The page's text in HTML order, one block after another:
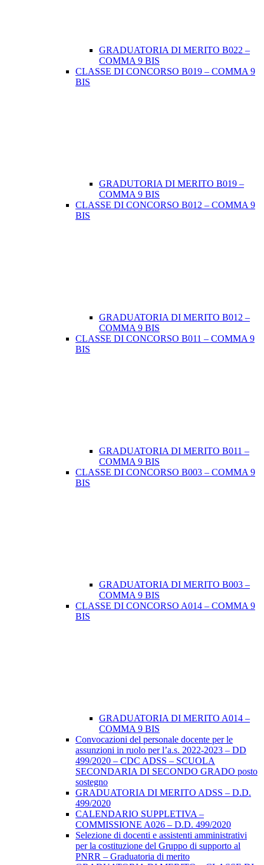
GRADUATORIA DI MERITO B022 –
COMMA 9 BIS
CLASSE DI CONCORSO B019 – COMMA 9
BIS
GRADUTORIA DI MERITO B019 –
COMMA 9 BIS
CLASSE DI CONCORSO B012 – COMMA 9
BIS
GRADUATORIA DI MERITO B012 –
COMMA 9 BIS
CLASSE DI CONCORSO B011 – COMMA 9
BIS
GRADUATORIA DI MERITO B011 –
COMMA 9 BIS
CLASSE DI CONCORSO B003 – COMMA 9
BIS
GRADUATORIA DI MERITO B003 –
COMMA 9 BIS
CLASSE DI CONCORSO A014 – COMMA 9
BIS
GRADUATORIA DI MERITO A014 –
COMMA 9 BIS
Convocazioni del personale docente per le
assunzioni in ruolo per l’a.s. 2022-2023 – DD
499/2020 – CDC ADSS – SCUOLA
SECONDARIA DI SECONDO GRADO posto
sostegno
GRADUATORIA DI MERITO ADSS – D.D.
499/2020
CALENDARIO SUPPLETIVA –
COMMISSIONE A026 – D.D. 499/2020
Selezione di docenti e assistenti amministrativi
per la costituzione del Gruppo di supporto al
PNRR – Graduatoria di merito